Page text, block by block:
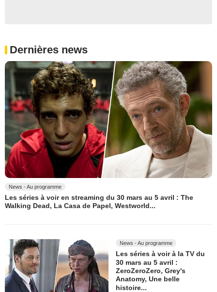
Dernières news
News - Au programme
Les séries à voir en streaming du 30 mars au 5 avril : The
Walking Dead, La Casa de Papel, Westworld...
News - Au programme
Les séries à voir à la TV du
30 mars au 5 avril :
ZeroZeroZero, Grey's
Anatomy, Une belle
histoire...